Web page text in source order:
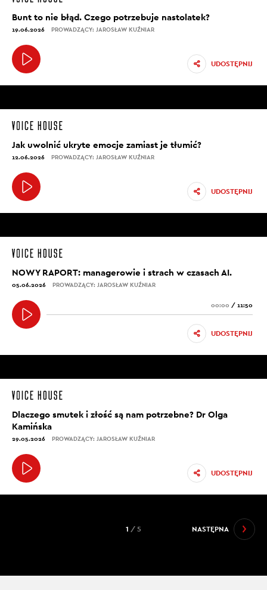
Bunt to nie błąd. Czego potrzebuje nastolatek?
19.06.2026 PROWADZĄCY: JAROSŁAW KUŹNIAR
UDOSTĘPNIJ
Jak uwolnić ukryte emocje zamiast je tłumić?
12.06.2026 PROWADZĄCY: JAROSŁAW KUŹNIAR
UDOSTĘPNIJ
NOWY RAPORT: managerowie i strach w czasach AI.
05.06.2026 PROWADZĄCY: JAROSŁAW KUŹNIAR
00:00 / 11:50
UDOSTĘPNIJ
Dlaczego smutek i złość są nam potrzebne? Dr Olga
Kamińska
29.05.2026 PROWADZĄCY: JAROSŁAW KUŹNIAR
UDOSTĘPNIJ
NASTĘPNA
1 / 5